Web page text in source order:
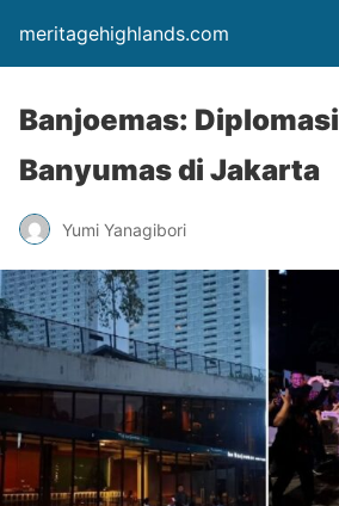
meritagehighlands.com
Banjoemas:
Banyumas di Jakarta
Yumi Yanagibori